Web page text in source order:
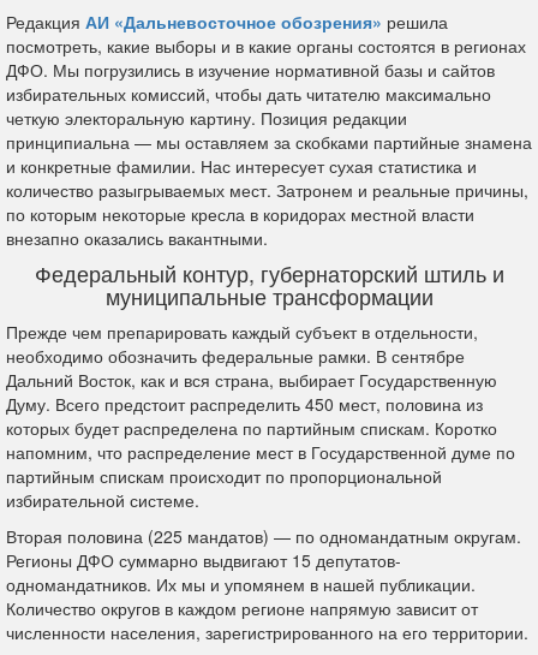
Редакция АИ «Дальневосточное обозрения» решила
посмотреть, какие выборы и в какие органы состоятся в регионах
ДФО. Мы погрузились в изучение нормативной базы и сайтов
избирательных комиссий, чтобы дать читателю максимально
четкую электоральную картину. Позиция редакции
принципиальна — мы оставляем за скобками партийные знамена
и конкретные фамилии. Нас интересует сухая статистика и
количество разыгрываемых мест. Затронем и реальные причины,
по которым некоторые кресла в коридорах местной власти
внезапно оказались вакантными.
Федеральный контур, губернаторский штиль и
муниципальные трансформации
Прежде чем препарировать каждый субъект в отдельности,
необходимо обозначить федеральные рамки. В сентябре
Дальний Восток, как и вся страна, выбирает Государственную
Думу. Всего предстоит распределить 450 мест, половина из
которых будет распределена по партийным спискам. Коротко
напомним, что распределение мест в Государственной думе по
партийным спискам происходит по пропорциональной
избирательной системе.
Вторая половина (225 мандатов) — по одномандатным округам.
Регионы ДФО суммарно выдвигают 15 депутатов-
одномандатников. Их мы и упомянем в нашей публикации.
Количество округов в каждом регионе напрямую зависит от
численности населения, зарегистрированного на его территории.